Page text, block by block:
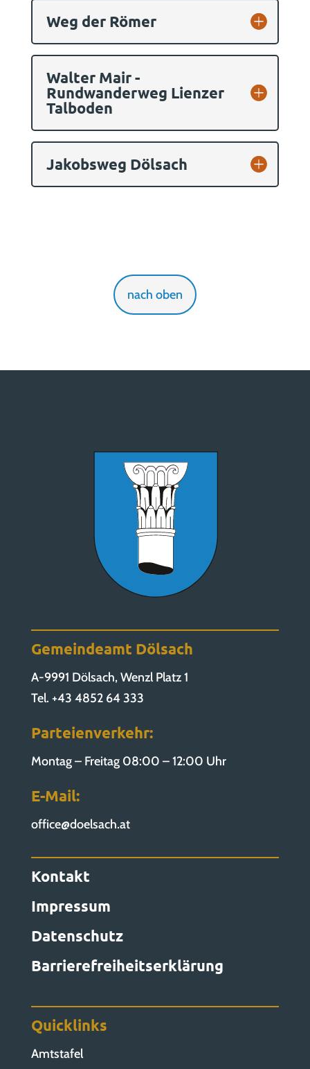
Weg der Römer
Walter Mair -
Rundwanderweg Lienzer
Talboden
Jakobsweg Dölsach
nach oben
Gemeindeamt Dölsach
A-9991 Dölsach, Wenzl Platz 1
Tel. +43 4852 64 333
Parteienverkehr:
Montag – Freitag 08:00 – 12:00 Uhr
E-Mail:
office@doelsach.at
Kontakt
Impressum
Datenschutz
Barrierefreiheitserklärung
Quicklinks
Amtstafel